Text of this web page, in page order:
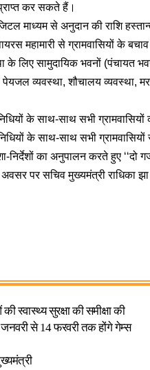
कर सकते हैं।
माध्यम से अनुदान की राशि
महामारी से ग्रामवासियों के
के लिए सामुदायिक भवनों (पंचायत
व्यवस्था, शौचालय व्यवस्था,
के साथ-साथ सभी ग्रामवासियों
के साथ-साथ सभी
निर्देशों का अनुपालन करते हुए ‘‘दो
पर सचिव मुख्यमंत्री राधिका झा
स्वास्थ्य सुरक्षा की समीक्षा की
से 14 फरवरी तक होंगे गेम्स